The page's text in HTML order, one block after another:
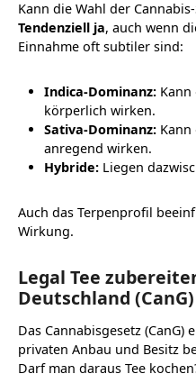
Kann die Wahl der
Tendenziell ja, auch wenn
Einnahme oft subtiler sind:
Indica-Dominanz:Kann
körperlich wirken.
Sativa-Dominanz:Kann
anregend wirken.
Hybride:Liegen
Auch das Terpenprofil
Wirkung.
Legal Tee
Deutschland (CanG)
Das Cannabisgesetz (CanG)
privaten Anbau und Besitz
Darf man daraus Tee